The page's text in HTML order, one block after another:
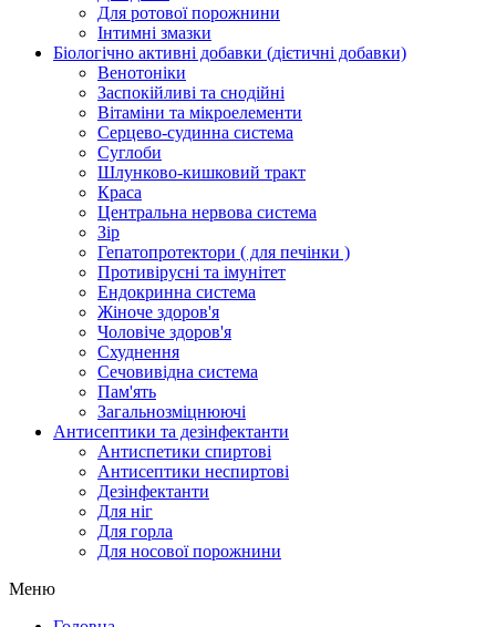
Для ротової порожнини
Інтимні змазки
Біологічно активні добавки (дієтичні добавки)
Венотоніки
Заспокійливі та снодійні
Вітаміни та мікроелементи
Серцево-судинна система
Суглоби
Шлунково-кишковий тракт
Краса
Центральна нервова система
Зір
Гепатопротектори ( для печінки )
Противірусні та імунітет
Ендокринна система
Жіноче здоров'я
Чоловіче здоров'я
Схуднення
Сечовивідна система
Пам'ять
Загальнозміцнюючі
Антисептики та дезінфектанти
Антиспетики спиртові
Антисептики неспиртові
Дезінфектанти
Для ніг
Для горла
Для носової порожнини
Меню